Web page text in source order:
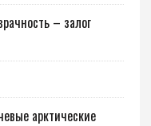
– залог
арктические